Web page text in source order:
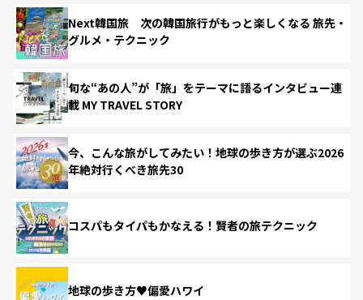
Next韓国旅 次の韓国旅行がもっと楽しくなる 旅先・
グルメ・テクニック
旬な“あの人”が「旅」をテーマに語るインタビュー連
載 MY TRAVEL STORY
今、こんな旅がしてみたい！地球の歩き方が選ぶ2026
年絶対行くべき旅先30
コスパもタイパもかなえる！賢者の旅テクニック
地球の歩き方♥偏愛ハワイ